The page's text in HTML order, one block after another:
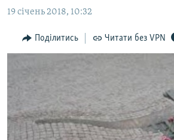
Перейти
пошуку
ПОГЛЯД
ІНТЕРВ'Ю
СПЕЦПРОЕКТИ
ДЕПОРТАЦІЯ
ВІДЕОУРОКИ «ELIFBE»
ЯК ОБІЙТИ БЛОКУВАННЯ
Русский
19 січень 2018, 10:32
Поділитись Читати без VPN